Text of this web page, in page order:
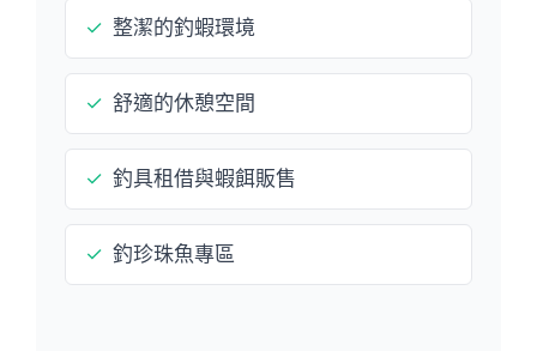
✓ 整潔的釣蝦環境
✓ 舒適的休憩空間
✓ 釣具租借與蝦餌販售
✓ 釣珍珠魚專區